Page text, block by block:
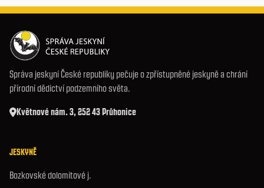
Správa jeskyní České republiky pečuje o zpřístupněné jeskyně a chrání
přírodní dědictví podzemního světa.
Květnové nám. 3, 252 43 Průhonice
JESKYNĚ
Bozkovské dolomitové j.